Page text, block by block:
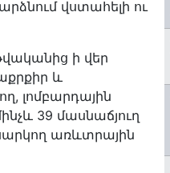
վստահելի ու
ի վեր
և
լոմբարդային
39 մասնաճյուղ
առևտրային